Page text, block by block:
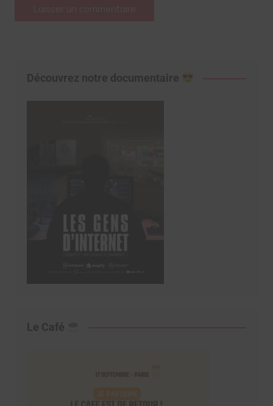
Découvrez notre documentaire
Le Café